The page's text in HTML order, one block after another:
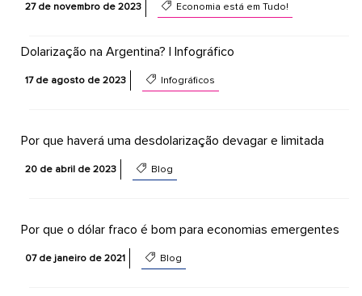
27 de novembro de 2023 Economia está em Tudo!
Dolarização na Argentina? | Infográfico
17 de agosto de 2023 Infográficos
Por que haverá uma desdolarização devagar e limitada
20 de abril de 2023 Blog
Por que o dólar fraco é bom para economias emergentes
07 de janeiro de 2021 Blog